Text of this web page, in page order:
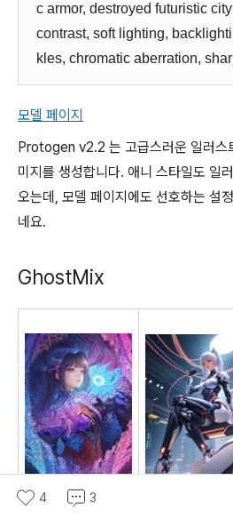
c armor, destroyed futuristic
contrast, soft lighting,
kles, chromatic aberration,
모델 페이지
Protogen v2.2 는 고급스러운 일러스
미지를 생성합니다. 애니 스타일도 일
오는데, 모델 페이지에도 선호하는 설
네요.
GhostMix
4 3